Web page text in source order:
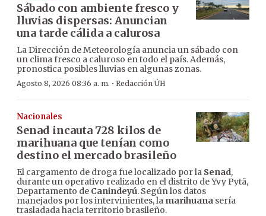
Sábado con ambiente fresco y
lluvias dispersas: Anuncian
una tarde cálida a calurosa
La Dirección de Meteorología anuncia un sábado con
un clima fresco a caluroso en todo el país. Además,
pronostica posibles lluvias en algunas zonas.
Agosto 8, 2026 08:36 a. m. · Redacción ÚH
Nacionales
Senad incauta 728 kilos de
marihuana que tenían como
destino el mercado brasileño
El cargamento de droga fue localizado por la Senad,
durante un operativo realizado en el distrito de Yvy Pytã,
Departamento de Canindeyú. Según los datos
manejados por los intervinientes, la marihuana sería
trasladada hacia territorio brasileño.